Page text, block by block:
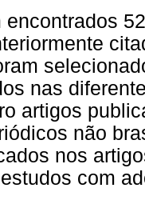
encontrados
nas
artigos
não
nos
com